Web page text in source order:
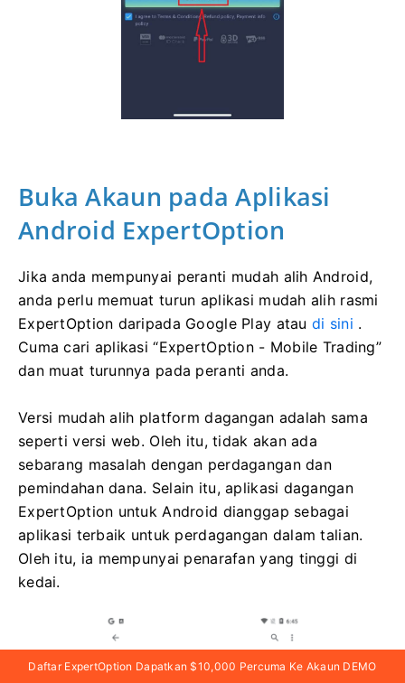
Buka Akaun pada Aplikasi
Android ExpertOption
Jika anda mempunyai peranti mudah alih Android,
anda perlu memuat turun aplikasi mudah alih rasmi
ExpertOption daripada Google Play atau di sini .
Cuma cari aplikasi “ExpertOption - Mobile Trading”
dan muat turunnya pada peranti anda.
Versi mudah alih platform dagangan adalah sama
seperti versi web. Oleh itu, tidak akan ada
sebarang masalah dengan perdagangan dan
pemindahan dana. Selain itu, aplikasi dagangan
ExpertOption untuk Android dianggap sebagai
aplikasi terbaik untuk perdagangan dalam talian.
Oleh itu, ia mempunyai penarafan yang tinggi di
kedai.
Daftar ExpertOption Dapatkan $10,000 Percuma Ke Akaun DEMO